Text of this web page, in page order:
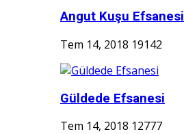
Angut Kuşu Efsanesi
Tem 14, 2018 19142
Güldede Efsanesi
Tem 14, 2018 12777